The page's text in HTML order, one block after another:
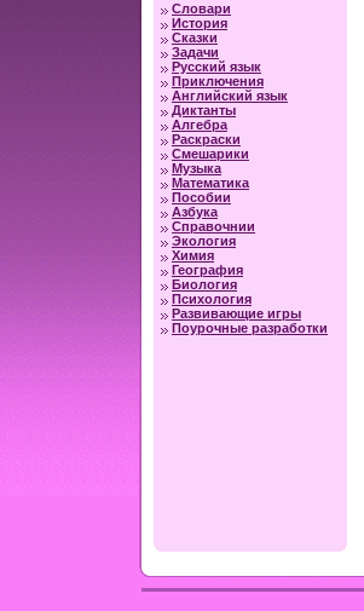
Словари
История
Сказки
Задачи
Русский язык
Приключения
Английский язык
Диктанты
Алгебра
Раскраски
Смешарики
Музыка
Математика
Пособии
Азбука
Справочнии
Экология
Химия
География
Биология
Психология
Развивающие игры
Поурочные разработки